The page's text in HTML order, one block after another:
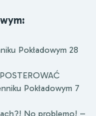
Pokładowym 28
Pokładowym 7